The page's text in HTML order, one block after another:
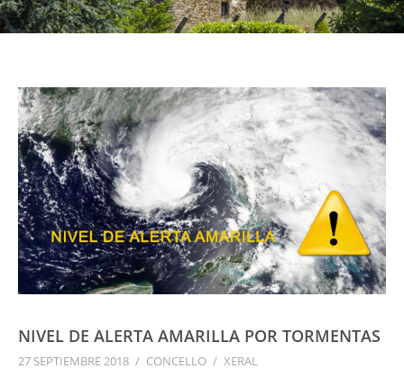
NIVEL DE ALERTA AMARILLA POR TORMENTAS
27 SEPTIEMBRE 2018 / CONCELLO / XERAL